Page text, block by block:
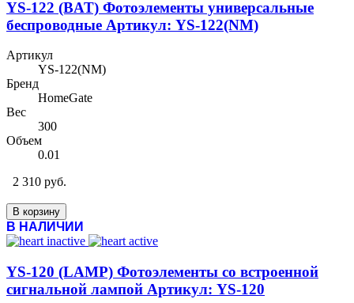
YS-122 (BAT) Фотоэлементы универсальные
беспроводные Артикул: YS-122(NM)
Артикул
YS-122(NM)
Бренд
HomeGate
Вес
300
Объем
0.01
2 310 руб.
В корзину
В НАЛИЧИИ
YS-120 (LAMP) Фотоэлементы со встроенной
сигнальной лампой Артикул: YS-120